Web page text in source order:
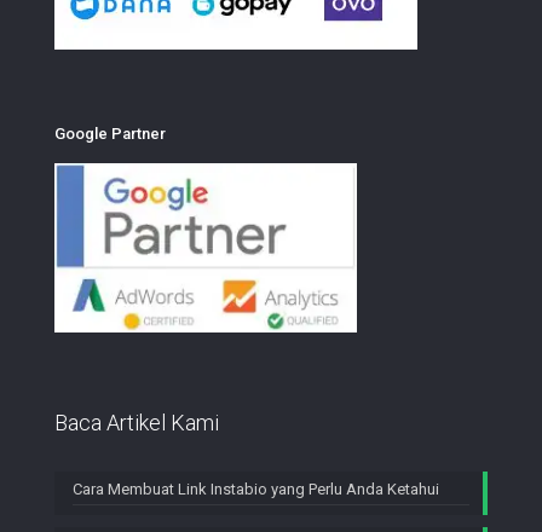
Google Partner
Baca Artikel Kami
Cara Membuat Link Instabio yang Perlu Anda Ketahui